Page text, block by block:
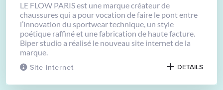
Site internet
LE FLOW PARIS est une marque créateur de
chaussures qui a pour vocation de faire le pont entre
l’innovation du sportwear technique, un style
poétique raffiné et une fabrication de haute facture.
Biper studio a réalisé le nouveau site internet de la
marque.
DETAILS